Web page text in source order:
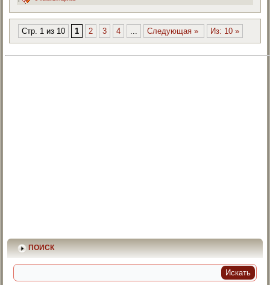
Стр. 1 из 10 1 2 3 4 ... Следующая » Из: 10 »
ПОИСК